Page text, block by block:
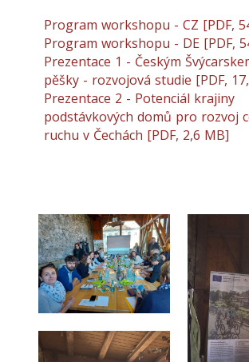
Program workshopu - CZ [PDF,
Program workshopu - DE [PDF,
Prezentace 1 - Českým
pěšky - rozvojová studie [PDF,
Prezentace 2 - Potenciál krajiny
podstávkových domů pro rozvoj
ruchu v Čechách [PDF, 2,6 MB]